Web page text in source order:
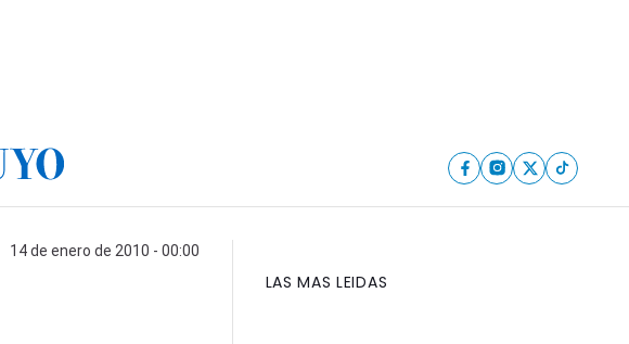
14 de enero de 2010 - 00:00
LAS MAS LEIDAS